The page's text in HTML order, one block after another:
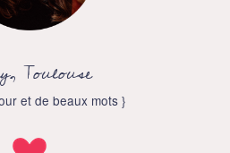
Toulouse
et de beaux mots }